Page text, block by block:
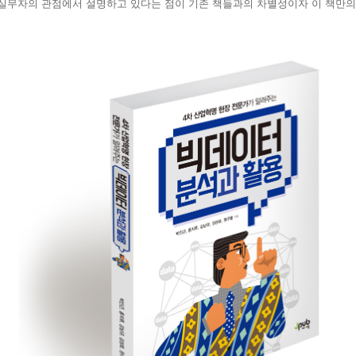
무자의 관점에서 설명하고 있다는 점이 기존 책들과의 차별성이자 이 책만